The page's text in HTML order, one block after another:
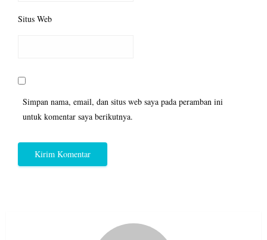
Situs Web
Simpan nama, email, dan situs web saya pada peramban ini
untuk komentar saya berikutnya.